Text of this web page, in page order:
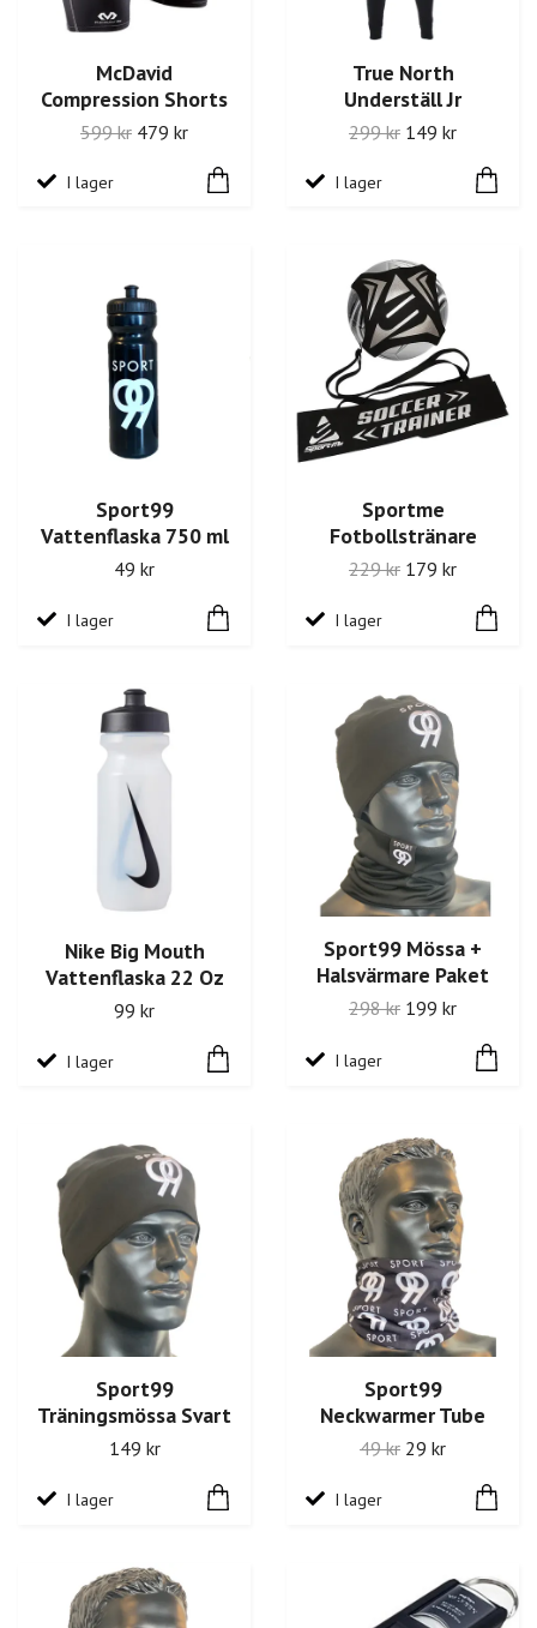
McDavid
Compression Shorts
599 kr 479 kr
I lager
True North
Underställ Jr
299 kr 149 kr
I lager
Sport99
Vattenflaska 750 ml
49 kr
I lager
Sportme
Fotbollstränare
229 kr 179 kr
I lager
Nike Big Mouth
Vattenflaska 22 Oz
99 kr
I lager
Sport99 Mössa +
Halsvärmare Paket
298 kr 199 kr
I lager
Sport99
Träningsmössa Svart
149 kr
I lager
Sport99
Neckwarmer Tube
49 kr 29 kr
I lager